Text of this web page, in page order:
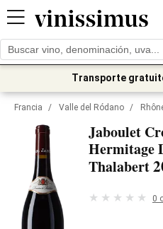
Transporte
Francia / Valle del Ródano /
Jaboulet
Hermitage
Thalabert
0